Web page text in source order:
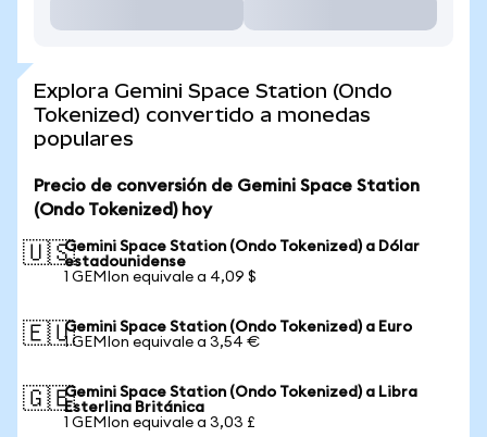
Explora Gemini Space Station (Ondo
Tokenized) convertido a monedas
populares
Precio de conversión de Gemini Space Station
(Ondo Tokenized) hoy
🇺🇸Gemini Space Station (Ondo Tokenized) a Dólar
estadounidense
1 GEMIon equivale a 4,09 $
🇪🇺Gemini Space Station (Ondo Tokenized) a Euro
1 GEMIon equivale a 3,54 €
🇬🇧Gemini Space Station (Ondo Tokenized) a Libra
Esterlina Británica
1 GEMIon equivale a 3,03 £